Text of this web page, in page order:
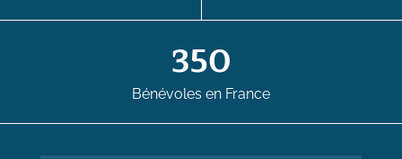
350
Bénévoles en France